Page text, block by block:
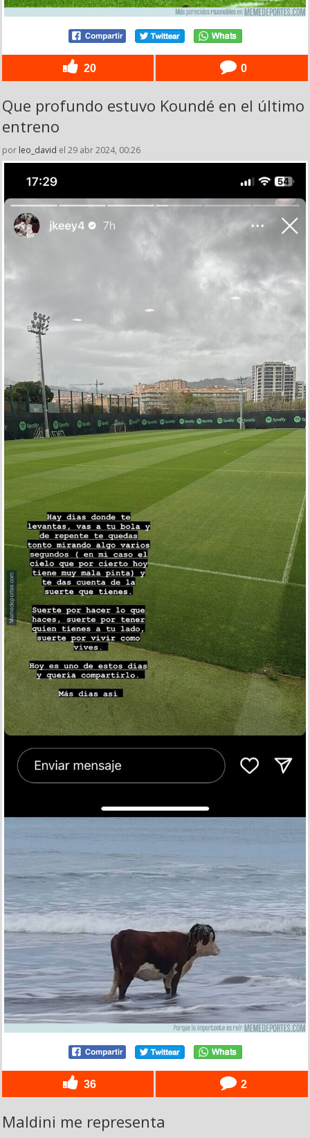
20 0
Que profundo estuvo Koundé en el último
entreno
por leo_david el 29 abr 2024, 00:26
36 2
Maldini me representa